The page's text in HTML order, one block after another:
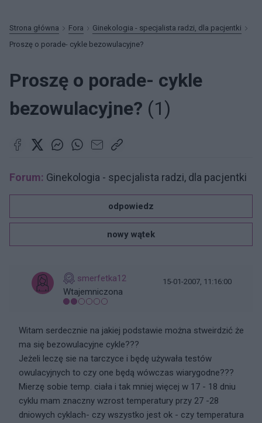
Strona główna Fora
Ginekologia - specjalista radzi, dla pacjentki
Proszę o porade- cykle bezowulacyjne?
Proszę o porade- cykle
bezowulacyjne? (1)
Forum: Ginekologia - specjalista radzi, dla pacjentki
odpowiedz
nowy wątek
smerfetka12
Wtajemniczona
15-01-2007, 11:16:00
Witam serdecznie na jakiej podstawie można stweirdzić że
ma się bezowulacyjne cykle???
Jeżeli leczę sie na tarczyce i będę używała testów
owulacyjnych to czy one będą wówczas wiarygodne???
Mierzę sobie temp. ciała i tak mniej więcej w 17 - 18 dniu
cyklu mam znaczny wzrost temperatury przy 27 -28
dniowych cyklach- czy wszystko jest ok - czy temperatura